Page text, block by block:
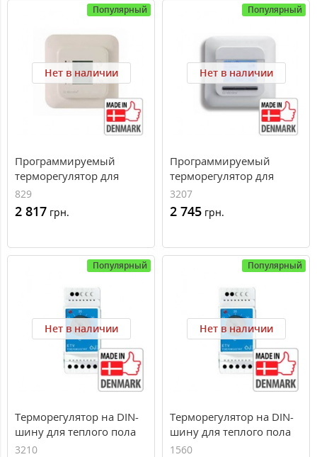
Популярный
Нет в наличии
Программируемый
терморегулятор для
теплого пола OCC2-1991
829
2 817 грн.
Популярный
Нет в наличии
Программируемый
терморегулятор для
теплого пола OCC4-1991
3207
2 745 грн.
Популярный
Нет в наличии
Терморегулятор на DIN-
шину для теплого пола
ETV-1991
3210
Популярный
Нет в наличии
Терморегулятор на DIN-
шину для теплого пола
ETV-1999
1560